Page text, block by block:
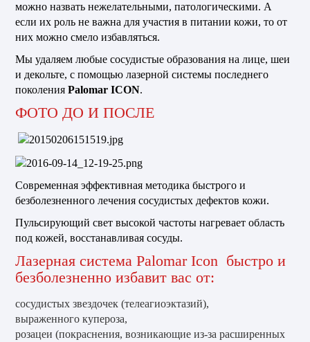
можно назвать нежелательными, патологическими. А
если их роль не важна для участия в питании кожи, то от
них можно смело избавляться.
Мы удаляем любые сосудистые образования на лице, шеи
и декольте, с помощью лазерной системы последнего
поколенияPalomar ICON.
ФОТО ДО И ПОСЛЕ
Современная эффективная методика быстрого и
безболезненного лечения сосудистых дефектов кожи.
Пульсирующий свет высокой частоты нагревает область
под кожей, восстанавливая сосуды.
Лазерная система Palomar Icon быстро и
безболезненно избавит вас от:
сосудистых звездочек (телеагиоэктазий),
выраженного купероза,
розацеи (покраснения, возникающие из-за расширенных